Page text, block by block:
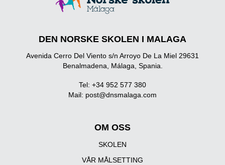
DEN NORSKE SKOLEN I MALAGA
Avenida Cerro Del Viento s/n Arroyo De La Miel 29631
Benalmadena, Málaga, Spania.
Tel: +34 952 577 380
Mail: post@dnsmalaga.com
OM OSS
SKOLEN
VÅR MÅLSETTING